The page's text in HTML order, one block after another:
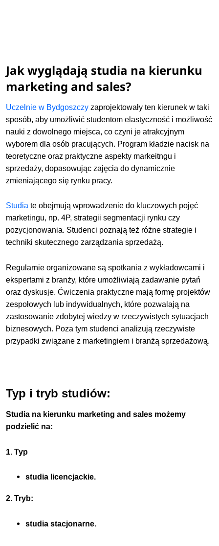
Jak wyglądają studia na kierunku
marketing and sales?
Uczelnie w Bydgoszczy zaprojektowały ten kierunek w taki
sposób, aby umożliwić studentom elastyczność i możliwość
nauki z dowolnego miejsca, co czyni je atrakcyjnym
wyborem dla osób pracujących. Program kładzie nacisk na
teoretyczne oraz praktyczne aspekty markeitngu i
sprzedaży, dopasowując zajęcia do dynamicznie
zmieniającego się rynku pracy.
Studia te obejmują wprowadzenie do kluczowych pojęć
marketingu, np. 4P, strategii segmentacji rynku czy
pozycjonowania. Studenci poznają też różne strategie i
techniki skutecznego zarządzania sprzedażą.
Regularnie organizowane są spotkania z wykładowcami i
ekspertami z branży, które umożliwiają zadawanie pytań
oraz dyskusje. Ćwiczenia praktyczne mają formę projektów
zespołowych lub indywidualnych, które pozwalają na
zastosowanie zdobytej wiedzy w rzeczywistych sytuacjach
biznesowych. Poza tym studenci analizują rzeczywiste
przypadki związane z marketingiem i branżą sprzedażową.
Typ i tryb studiów:
Studia na kierunku marketing and sales możemy
podzielić na:
1. Typ
studia licencjackie.
2. Tryb:
studia stacjonarne.